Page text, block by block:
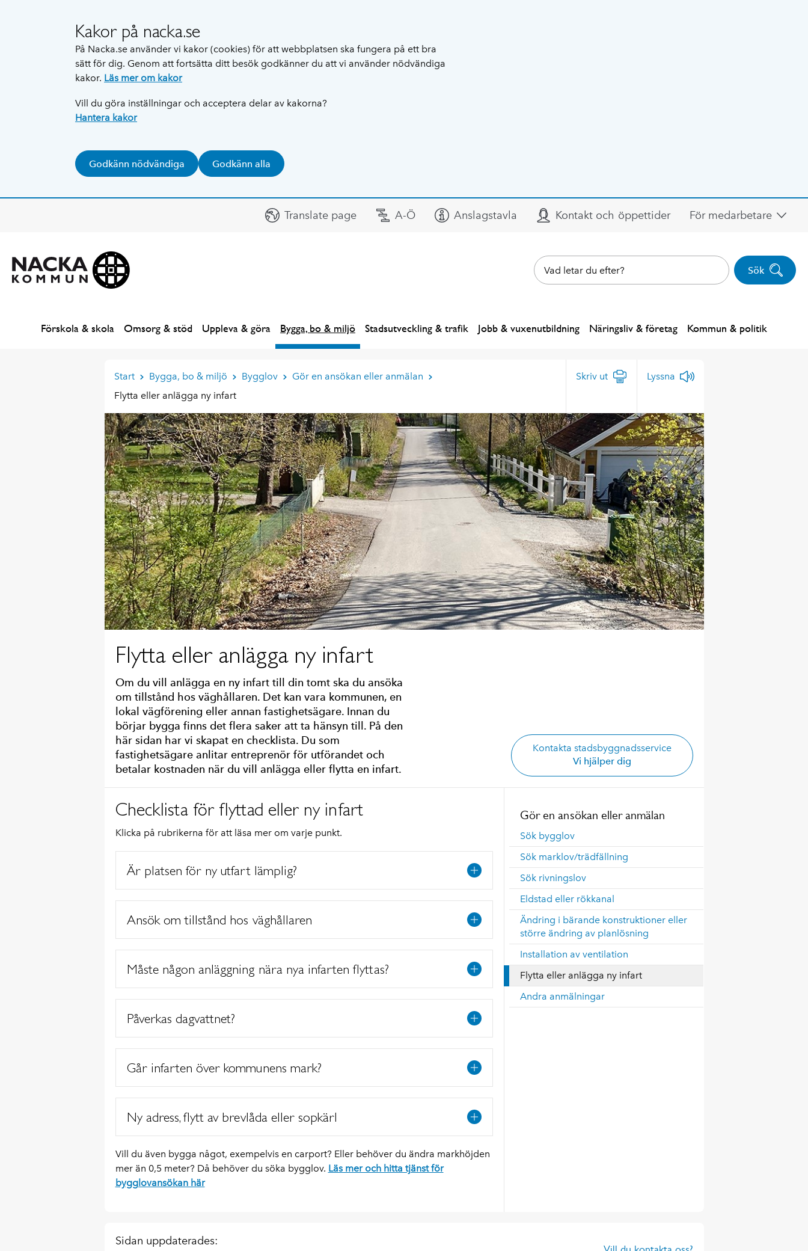
Kakor på nacka.se
På Nacka.se använder vi kakor (cookies) för att webbplatsen ska fungera på ett bra
sätt för dig. Genom att fortsätta ditt besök godkänner du att vi använder nödvändiga
kakor. Läs mer om kakor
Vill du göra inställningar och acceptera delar av kakorna?
Hantera kakor
Godkänn nödvändiga Godkänn alla
Translate page A-Ö Anslagstavla Kontakt och öppettider För medarbetare
Sök
Förskola & skola Omsorg & stöd Uppleva & göra Bygga, bo & miljö Stadsutveckling & trafik Jobb & vuxenutbildning Näringsliv & företag Kommun & politik
Start Bygga, bo & miljö Bygglov
Gör en ansökan eller anmälan
Flytta eller anlägga ny infart
Skriv ut Lyssna
Flytta eller anlägga ny infart
Om du vill anlägga en ny infart till din tomt ska du ansöka
om tillstånd hos väghållaren. Det kan vara kommunen, en
lokal vägförening eller annan fastighetsägare. Innan du
börjar bygga finns det flera saker att ta hänsyn till. På den
här sidan har vi skapat en checklista. Du som
fastighetsägare anlitar entreprenör för utförandet och
betalar kostnaden när du vill anlägga eller flytta en infart.
Kontakta stadsbyggnadsservice
Vi hjälper dig
Gör en ansökan eller anmälan
Sök bygglov
Sök marklov/trädfällning
Sök rivningslov
Eldstad eller rökkanal
Ändring i bärande konstruktioner eller
större ändring av planlösning
Installation av ventilation
Flytta eller anlägga ny infart
Andra anmälningar
Checklista för flyttad eller ny infart
Klicka på rubrikerna för att läsa mer om varje punkt.
Är platsen för ny utfart lämplig?
Ansök om tillstånd hos väghållaren
Måste någon anläggning nära nya infarten flyttas?
Påverkas dagvattnet?
Går infarten över kommunens mark?
Ny adress, flytt av brevlåda eller sopkärl
Vill du även bygga något, exempelvis en carport? Eller behöver du ändra markhöjden
mer än 0,5 meter? Då behöver du söka bygglov. Läs mer och hitta tjänst för
bygglovansökan här
Sidan uppdaterades: